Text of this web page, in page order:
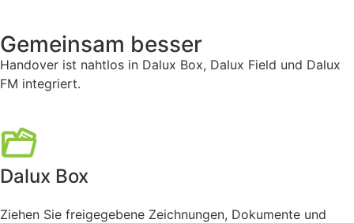
Gemeinsam besser
Handover ist nahtlos in Dalux Box, Dalux Field und Dalux
FM integriert.
Dalux Box
Ziehen Sie freigegebene Zeichnungen, Dokumente und